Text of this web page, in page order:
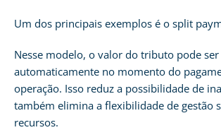
Um dos principais exemplos é o split
Nesse modelo, o valor do tributo pode ser
automaticamente no momento do
operação. Isso reduz a possibilidade de
também elimina a flexibilidade de gestão
recursos.